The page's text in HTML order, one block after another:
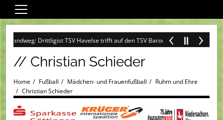
Wir über uns
Fußball
Darts
Sandweg-Special
Training + Spiel
Drittligist TSV Havelse trifft auf den TSV Barockstadt Fulda-Lehnerz +++
// Christian Schieder
Home Fußball Mädchen- und Frauenfußball
Ruhm und Ehre
Christian Schieder